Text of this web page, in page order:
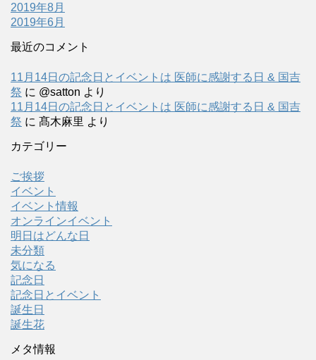
2019年8月
2019年6月
最近のコメント
11月14日の記念日とイベントは 医師に感謝する日 & 国吉
祭 に @satton より
11月14日の記念日とイベントは 医師に感謝する日 & 国吉
祭 に 髙木麻里 より
カテゴリー
ご挨拶
イベント
イベント情報
オンラインイベント
明日はどんな日
未分類
気になる
記念日
記念日とイベント
誕生日
誕生花
メタ情報